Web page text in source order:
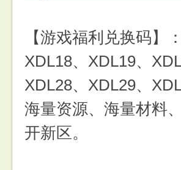
【游戏福利兑换码】
XDL18、XDL19、
XDL28、XDL29、
海量资源、海量材料
开新区。